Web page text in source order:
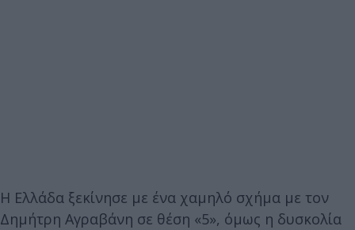
Η Ελλάδα ξεκίνησε με ένα χαμηλό σχήμα με τον
Δημήτρη Αγραβάνη σε θέση «5», όμως η δυσκολία